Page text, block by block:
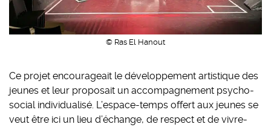
© Ras El Hanout
Ce projet encourageait le développement artistique des
jeunes et leur proposait un accompagnement psycho-
social individualisé. L’espace-temps offert aux jeunes se
veut être ici un lieu d’échange, de respect et de vivre-